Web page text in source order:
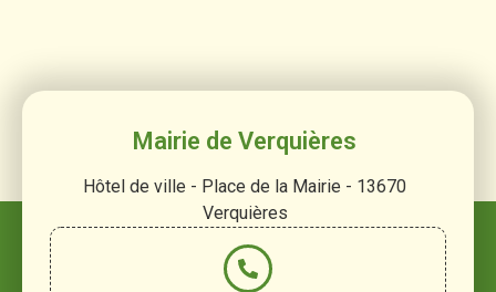
Mairie de Verquières
Hôtel de ville - Place de la Mairie - 13670
Verquières